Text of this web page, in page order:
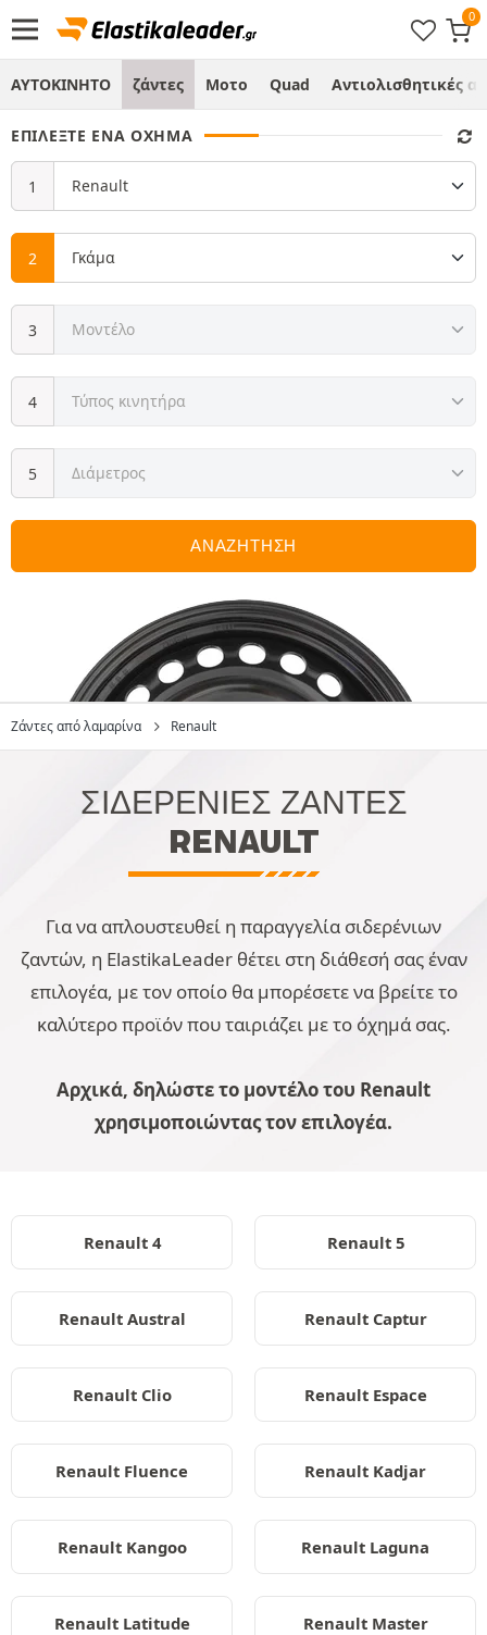
ΑΥΤΟΚΙΝΗΤΟ ζάντες Μοτο Quad Αντιολισθητικές
ΕΠΙΛΈΞΤΕ ΈΝΑ ΌΧΗΜΑ
ΑΝΑΖΗΤΗΣΗ
Ζάντες από λαμαρίνα Renault
ΣΙΔΕΡΕΝΙΕΣ ΖΑΝΤΕΣ
RENAULT
Για να απλουστευθεί η παραγγελία σιδερένιων
ζαντών, η ElastikaLeader θέτει στη διάθεσή σας έναν
επιλογέα, με τον οποίο θα μπορέσετε να βρείτε το
καλύτερο προϊόν που ταιριάζει με το όχημά σας.
Αρχικά, δηλώστε το μοντέλο του Renault
χρησιμοποιώντας τον επιλογέα.
Renault 4 Renault 5
Renault Austral Renault Captur
Renault Clio Renault Espace
Renault Fluence Renault Kadjar
Renault Kangoo Renault Laguna
Renault Latitude Renault Master